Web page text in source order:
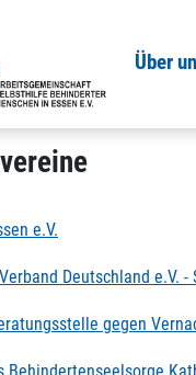
Über
e.V.
Deutschland e.V. -
gegen